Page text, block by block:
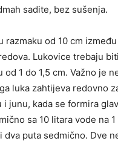
sadite, bez sušenja.
razmaku od 10 cm
Lukovice trebaju
od 1 do 1,5 cm. Važno je
luka zahtijeva redovno
i junu, kada se formira
sa 10 litara vode na 1
dva puta sedmično. Dve